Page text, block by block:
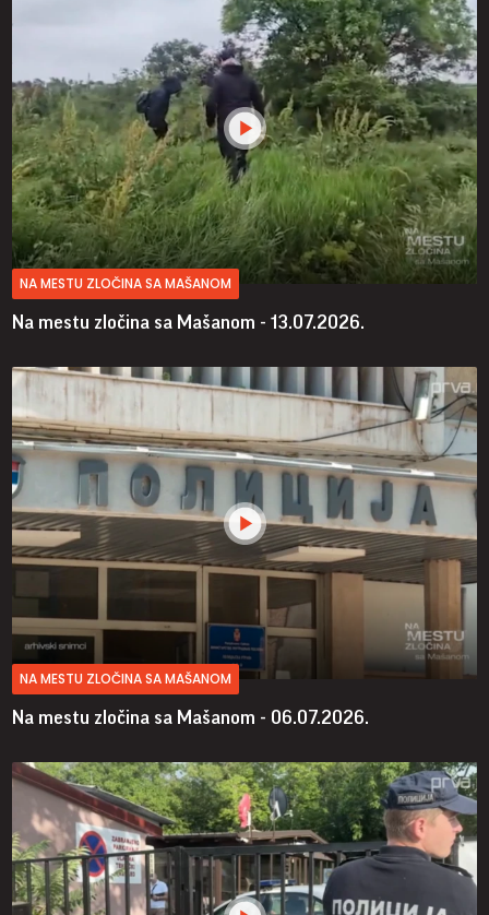
NA MESTU ZLOČINA SA MAŠANOM
Na mestu zločina sa Mašanom - 13.07.2026.
NA MESTU ZLOČINA SA MAŠANOM
Na mestu zločina sa Mašanom - 06.07.2026.